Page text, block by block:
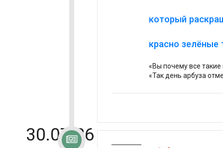
который
красно зелёные
«Вы почему все
«Так день арбуза
30.07.26